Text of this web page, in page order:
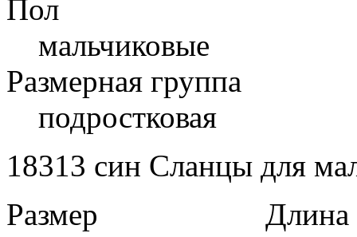
Пол
мальчиковые
Размерная группа
подростковая
18313 син Сланцы для
Размер
Длина в